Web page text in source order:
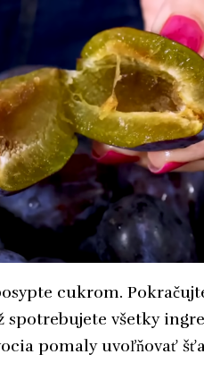
cukrom.
všetky
pomaly uvoľňovať